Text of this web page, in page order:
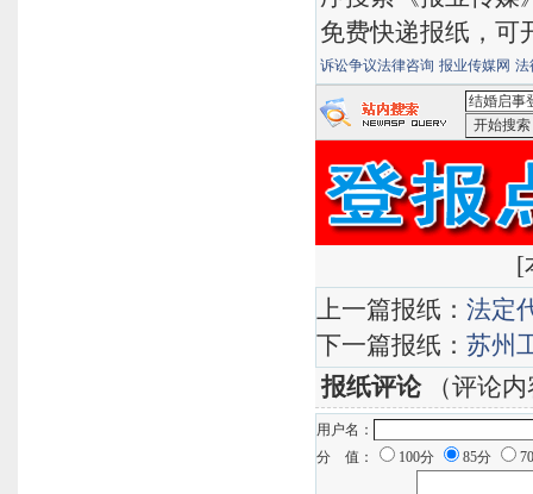
免费快递报纸，可
诉讼争议法律咨询 报业传媒网 法
索 有道搜
[
上一篇报纸： 法定
下一篇报纸： 苏州
报纸评论（评论内
用户名：
分 值：
100分 85分